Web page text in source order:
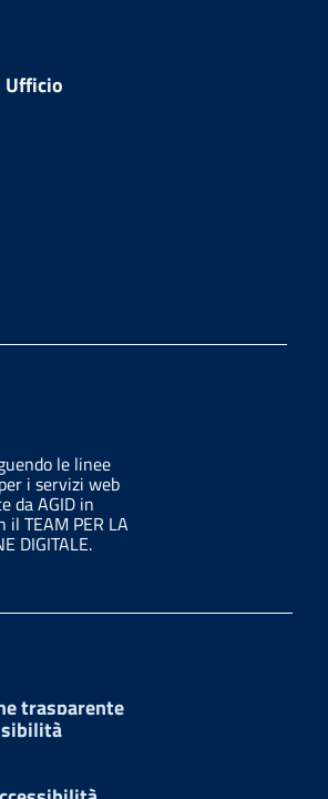
Ufficio
le linee
i servizi web
da AGID in
il TEAM PER LA
DIGITALE.
trasparente